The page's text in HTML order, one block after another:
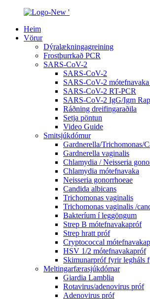
Heim
Vörur
Dýralækningagreining
Frostþurrkað PCR
SARS-CoV-2
SARS-CoV-2
SARS-CoV-2
SARS-CoV-2 RT-PCR
SARS-CoV-2 IgG/Igm
Ráðning dreifingaraðila
Setja pöntun
Video Guide
Smitsjúkdómur
Gardnerella/Trichomonas/
Gardnerella vaginalis
Chlamydia / Neisseria
Chlamydia mótefnavaka
Neisseria gonorrhoeae
Candida albicans
Trichomonas vaginalis
Trichomonas vaginalis /
Bakteríum í leggöngum
Strep B mótefnavakapróf
Strep hratt próf
Cryptococcal
HSV 1/2 mótefnavakapróf
Skimunarpróf fyrir legháls
Meltingarfærasjúkdómar
Giardia Lamblia
Rotavirus/adenovirus próf
Adenovirus próf